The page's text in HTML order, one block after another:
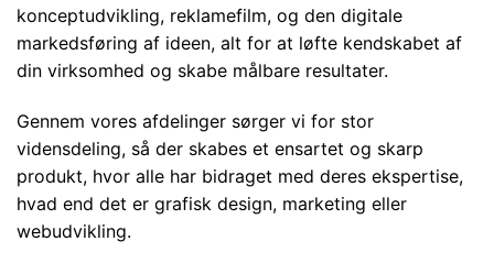
konceptudvikling, reklamefilm, og den digitale
markedsføring af ideen, alt for at løfte kendskabet af
din virksomhed og skabe målbare resultater.
Gennem vores afdelinger sørger vi for stor
vidensdeling, så der skabes et ensartet og skarp
produkt, hvor alle har bidraget med deres ekspertise,
hvad end det er grafisk design, marketing eller
webudvikling.